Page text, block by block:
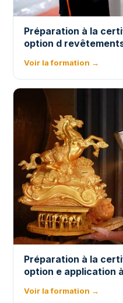
Préparation à la
option d
Voir la formation →
Préparation à la
option e application
Voir la formation →